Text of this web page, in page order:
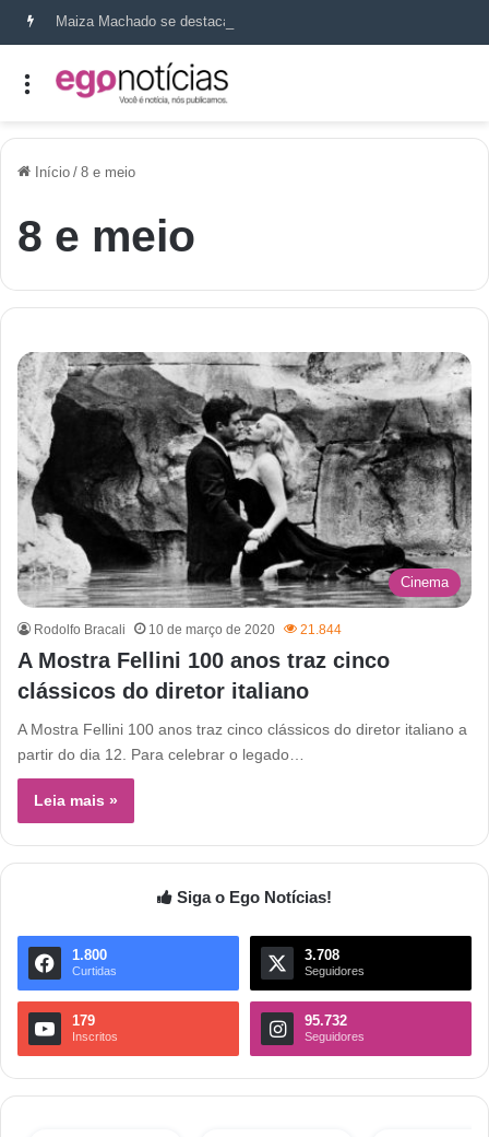
Início / 8 e meio
8 e meio
Cinema
Rodolfo Bracali 10 de março de 2020 21.844
A Mostra Fellini 100 anos traz cinco
clássicos do diretor italiano
A Mostra Fellini 100 anos traz cinco clássicos do diretor italiano a
partir do dia 12. Para celebrar o legado…
Leia mais »
Siga o Ego Notícias!
1.800
Curtidas
3.708
Seguidores
179
Inscritos
95.732
Seguidores